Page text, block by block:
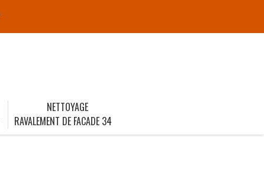
NETTOYAGE
RAVALEMENT DE FACADE 34